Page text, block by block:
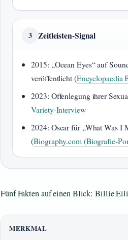
3 Zeitleisten-Signal
2015: „Ocean Eyes“ auf
veröffentlicht (Encyclopaedia
2023: Offenlegung ihrer
Variety-Interview
2024: Oscar für „What Was I
(Biography.com (Biografie-
Fünf Fakten auf einen Blick: Billie
MERKMAL